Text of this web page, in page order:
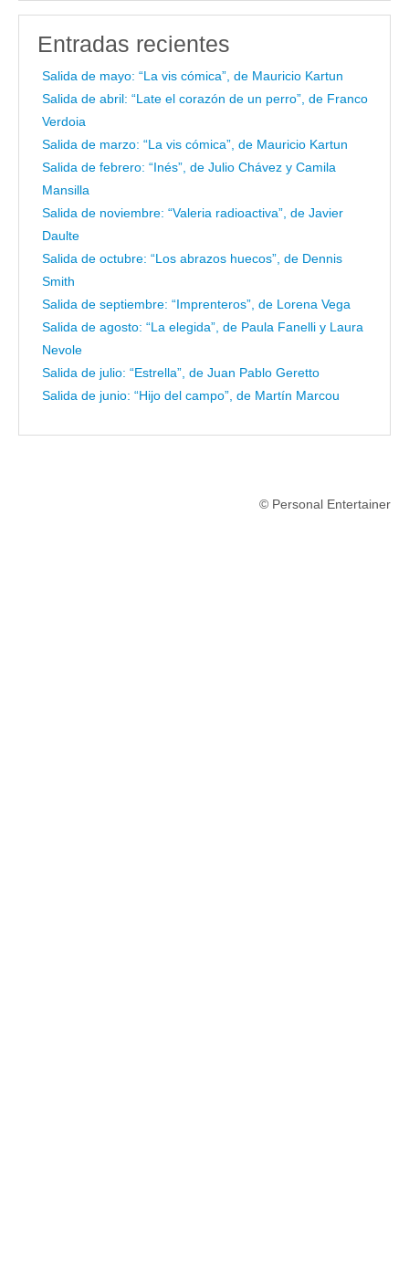
Entradas recientes
Salida de mayo: “La vis cómica”, de Mauricio Kartun
Salida de abril: “Late el corazón de un perro”, de Franco
Verdoia
Salida de marzo: “La vis cómica”, de Mauricio Kartun
Salida de febrero: “Inés”, de Julio Chávez y Camila
Mansilla
Salida de noviembre: “Valeria radioactiva”, de Javier
Daulte
Salida de octubre: “Los abrazos huecos”, de Dennis
Smith
Salida de septiembre: “Imprenteros”, de Lorena Vega
Salida de agosto: “La elegida”, de Paula Fanelli y Laura
Nevole
Salida de julio: “Estrella”, de Juan Pablo Geretto
Salida de junio: “Hijo del campo”, de Martín Marcou
© Personal Entertainer